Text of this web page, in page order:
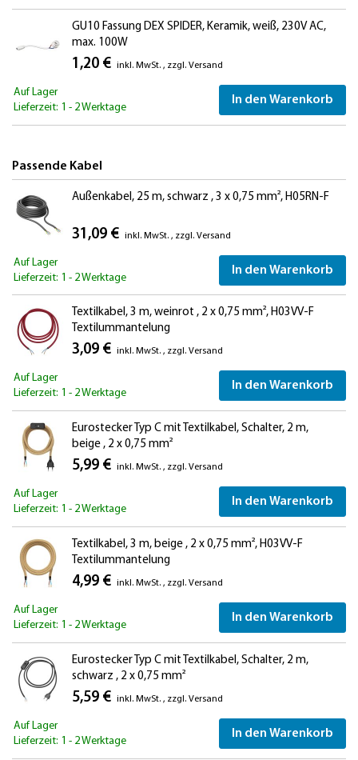
GU10 Fassung DEX SPIDER, Keramik, weiß, 230V AC,
max. 100W
1,20 € inkl. MwSt. , zzgl. Versand
Auf Lager
Lieferzeit: 1 - 2 Werktage
In den Warenkorb
Passende Kabel
Außenkabel, 25 m, schwarz , 3 x 0,75 mm², H05RN-F
31,09 € inkl. MwSt. , zzgl. Versand
Auf Lager
Lieferzeit: 1 - 2 Werktage
In den Warenkorb
Textilkabel, 3 m, weinrot , 2 x 0,75 mm², H03VV-F
Textilummantelung
3,09 € inkl. MwSt. , zzgl. Versand
Auf Lager
Lieferzeit: 1 - 2 Werktage
In den Warenkorb
Eurostecker Typ C mit Textilkabel, Schalter, 2 m,
beige , 2 x 0,75 mm²
5,99 € inkl. MwSt. , zzgl. Versand
Auf Lager
Lieferzeit: 1 - 2 Werktage
In den Warenkorb
Textilkabel, 3 m, beige , 2 x 0,75 mm², H03VV-F
Textilummantelung
4,99 € inkl. MwSt. , zzgl. Versand
Auf Lager
Lieferzeit: 1 - 2 Werktage
In den Warenkorb
Eurostecker Typ C mit Textilkabel, Schalter, 2 m,
schwarz , 2 x 0,75 mm²
5,59 € inkl. MwSt. , zzgl. Versand
Auf Lager
Lieferzeit: 1 - 2 Werktage
In den Warenkorb